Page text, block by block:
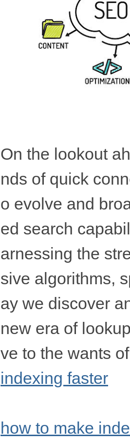
On the lookout
nds of quick
o evolve and
ed search
arnessing the
sive algorithms,
ay we discover
new era of
ve to the wants
indexing faster
how to make